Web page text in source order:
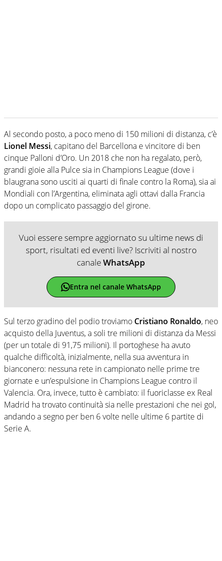
Al secondo posto, a poco meno di 150 milioni di distanza, c’è
Lionel Messi, capitano del Barcellona e vincitore di ben
cinque Palloni d’Oro. Un 2018 che non ha regalato, però,
grandi gioie alla Pulce sia in Champions League (dove i
blaugrana sono usciti ai quarti di finale contro la Roma), sia ai
Mondiali con l’Argentina, eliminata agli ottavi dalla Francia
dopo un complicato passaggio del girone.
Vuoi essere sempre aggiornato su ultime news di
sport, risultati ed eventi live? Iscriviti al nostro
canaleWhatsApp
Entra nel canale WhatsApp
Sul terzo gradino del podio troviamo Cristiano Ronaldo, neo
acquisto della Juventus, a soli tre milioni di distanza da Messi
(per un totale di 91,75 milioni). Il portoghese ha avuto
qualche difficoltà, inizialmente, nella sua avventura in
bianconero: nessuna rete in campionato nelle prime tre
giornate e un’espulsione in Champions League contro il
Valencia. Ora, invece, tutto è cambiato: il fuoriclasse ex Real
Madrid ha trovato continuità sia nelle prestazioni che nei gol,
andando a segno per ben 6 volte nelle ultime 6 partite di
Serie A.